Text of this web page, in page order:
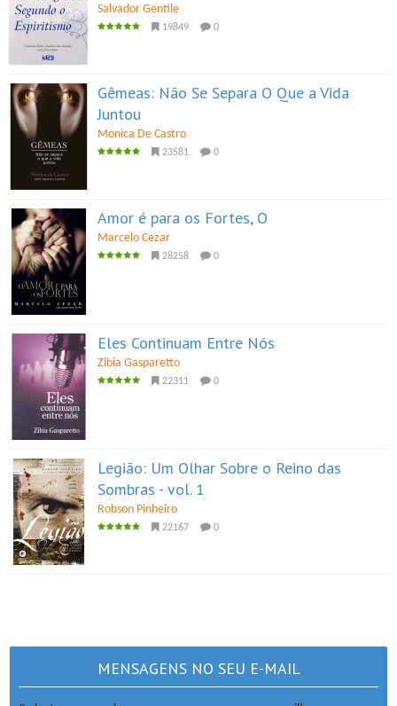
Salvador Gentile
19849 0
Gêmeas: Não Se Separa O Que a Vida
Juntou
Monica De Castro
23581 0
Amor é para os Fortes, O
Marcelo Cezar
28258 0
Eles Continuam Entre Nós
Zibia Gasparetto
22311 0
Legião: Um Olhar Sobre o Reino das
Sombras - vol. 1
Robson Pinheiro
22167 0
MENSAGENS NO SEU E-MAIL